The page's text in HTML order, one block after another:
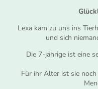
Lexa kam zu uns ins
und sich
Die 7-jährige ist eine
Für ihr Alter ist sie